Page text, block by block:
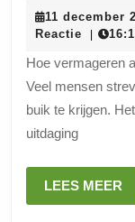
11 december
Reactie
|
Hoe vermageren
Veel mensen
buik te krijgen.
uitdaging
LEES MEER